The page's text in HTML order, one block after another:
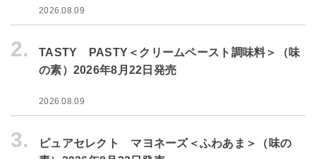
2026.08.09
2.
TASTY PASTY＜クリームペースト調味料＞（味
の素）2026年8月22日発売
2026.08.09
3.
ピュアセレクト マヨネーズ＜ふわあま＞（味の